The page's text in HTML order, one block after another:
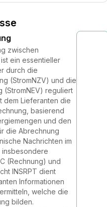
zwischen
ein essentieller
durch die
(StromNZV) und die
(StromNEV) reguliert
dem Lieferanten die
basierend
und den
die Abrechnung
Nachrichten im
insbesondere
(Rechnung) und
INSRPT dient
Informationen
welche die
bilden.